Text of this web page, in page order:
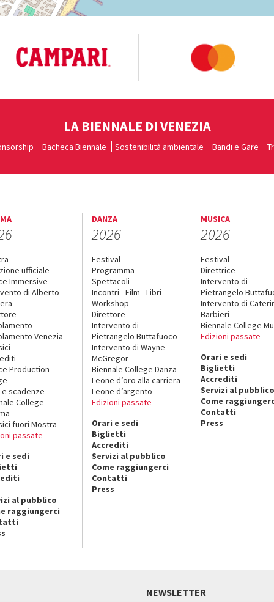
LA BIENNALE DI VENEZIA
Bacheca Biennale Sostenibilità ambientale Bandi e Gare
ufficiale
Immersive
di Alberto
Venezia
Production
e scadenze
College
fuori Mostra
passate
e sedi
al pubblico
raggiungerci
DANZA
2026
Festival
Programma
Spettacoli
Incontri - Film - Libri -
Workshop
Direttore
Intervento di
Pietrangelo Buttafuoco
Intervento di Wayne
McGregor
Biennale College Danza
Leone d’oro alla carriera
Leone d’argento
Edizioni passate
Orari e sedi
Biglietti
Accrediti
Servizi al pubblico
Come raggiungerci
Contatti
Press
MUSICA
2026
Festival
Direttrice
Intervento di
Pietrangelo
Intervento di
Barbieri
Biennale College
Edizioni passate
Orari e sedi
Biglietti
Accrediti
Servizi al pubblico
Come
Contatti
Press
NEWSLETTER